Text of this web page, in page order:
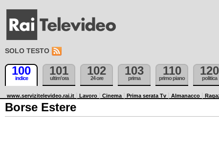
SOLO TESTO
100
indice
101
ultim'ora
102
24 ore
103
prima
110
primo piano
120
politica
www.servizitelevideo.rai.it Lavoro Cinema Prima serata Tv Almanacco
Borse Estere